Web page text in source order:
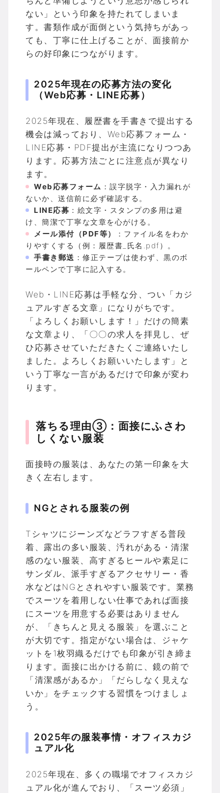
ない」という印象を持たれてしまいま
す。書類作成が面倒という気持ちがあっ
ても、丁寧に仕上げることが、面接前か
らの好印象につながります。
2025年現在の応募方法の変化
（Web応募・LINE応募）
2025年現在、履歴書を手書きで提出する
機会は減っており、Web応募フォーム・
LINE応募・PDF提出が主流になりつつあ
ります。応募方法ごとに注意点が異なり
ます。
Web応募フォーム ：誤字脱字・入力漏れが
ないか、送信前に必ず確認する。
LINE応募 ：絵文字・スタンプの多用は避
け、簡潔で丁寧な文章を心がける。
メール添付（PDF等）
：ファイル名をわか
りやすくする（例：履歴書_氏名.pdf）。
手書き郵送 ：修正テープは使わず、黒のボ
ールペンで丁寧に記入する。
Web・LINE応募は手軽な分、つい「カジ
ュアルすぎる文章」になりがちです。
「よろしくお願いします！」だけの簡素
な文章より、「〇〇の求人を拝見し、ぜ
ひ応募させていただきたくご連絡いたし
ました。よろしくお願いいたします」と
いう丁寧な一言があるだけで印象が変わ
ります。
落ちる理由③：面接にふさわ
しくない服装
面接時の服装は、あなたの第一印象を大
きく左右します。
NGとされる服装の例
Tシャツにジーンズなどラフすぎる普段
着、露出の多い服装、汚れがある・清潔
感のない服装、高すぎるヒールや素足に
サンダル、派手すぎるアクセサリー・香
水などはNGとされやすい服装です。業務
でスーツを着用しない仕事であれば面接
にスーツを用意する必要はありません
が、「きちんと見える服装」を選ぶこと
が大切です。指定がない場合は、ジャケ
ットを1枚羽織るだけでも印象が引き締ま
ります。面接に出かける前に、鏡の前で
「清潔感があるか」「だらしなく見えな
いか」をチェックする習慣をつけましょ
う。
2025年の服装事情・オフィスカジ
ュアル化
2025年現在、多くの職場でオフィスカジ
ュアル化が進んでおり、「スーツ必須」